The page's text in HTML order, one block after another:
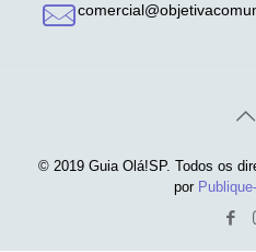
© 2019 Guia Olá!SP. Todos os
por